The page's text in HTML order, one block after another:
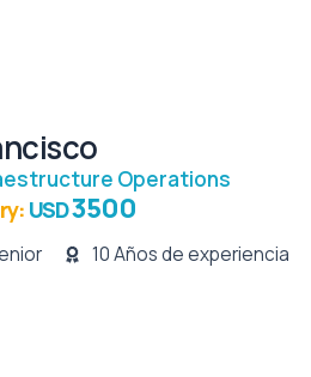
Operations
USD3500
10 Años de experiencia